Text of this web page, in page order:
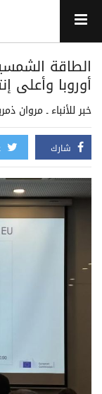
الطاقة
أوروبا وأعلى
خبر للأنباء ـ
شارك